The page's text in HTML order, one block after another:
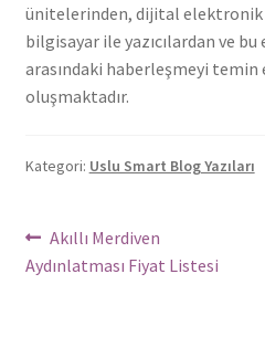
ünitelerinden, dijital
bilgisayar ile yazıcılardan ve
arasındaki haberleşmeyi
oluşmaktadır.
Kategori: Uslu Smart Blog Yazıları
Yazı
dolaşımı
Önceki
Yazı:
Akıllı Merdiven
Aydınlatması Fiyat Listesi